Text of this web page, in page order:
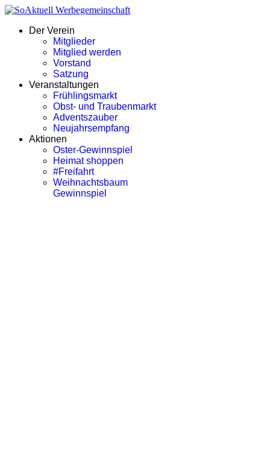
Der Verein
Mitglieder
Mitglied werden
Vorstand
Satzung
Veranstaltungen
Frühlingsmarkt
Obst- und Traubenmarkt
Adventszauber
Neujahrsempfang
Aktionen
Oster-Gewinnspiel
Heimat shoppen
#Freifahrt
Weihnachtsbaum
Gewinnspiel